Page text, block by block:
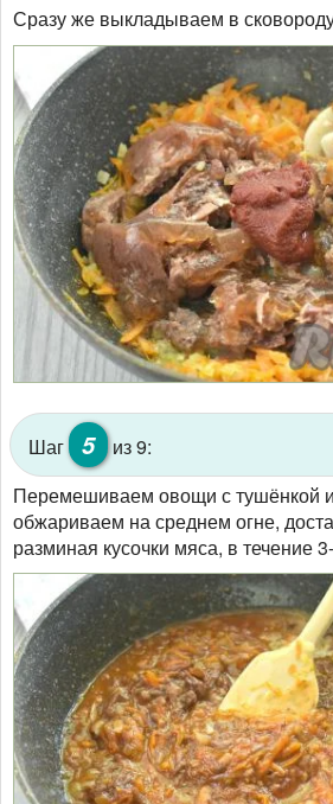
Сразу же выкладываем в
Шаг 5 из 9:
Перемешиваем овощи с тушёнкой
обжариваем на среднем огне,
разминая кусочки мяса, в течение